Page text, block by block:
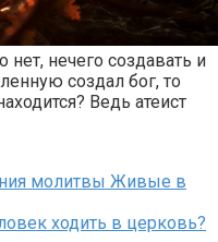
нет, нечего создавать и
создал бог, то
Ведь атеист
молитвы Живые в
ходить в церковь?